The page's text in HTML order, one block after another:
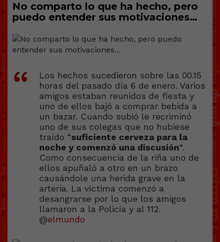
No comparto lo que ha hecho, pero
puedo entender sus motivaciones…
Los hechos sucedieron sobre las 00.15
horas del pasado día 6 de enero. Varios
amigos estaban reunidos de fiesta y
uno de ellos bajó a comprar bebida a
un bazar. Cuando subió le recriminó
uno de sus colegas que no hubiese
traído “suficiente cerveza para la
noche y comenzó una discusión“.
Como consecuencia de la riña uno de
ellos apuñaló a otro en un brazo
causándole una herida grave en la
arteria. La víctima comenzó a
desangrarse por lo que los amigos
llamaron a la Policía y al 112.
@elmundo